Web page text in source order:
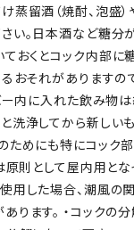
蒸留酒（焼酎、泡盛）
い。日本酒など糖分
おくとコック内部に
るおそれがありますの
ー内に入れた飲み物は
洗浄してから新しい
ためにも特にコック
原則として屋内用とな
用した場合、潮風の
ります。 ・コックの